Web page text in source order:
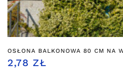
OSŁONA BALKONOWA 80 CM NA
2,78 ZŁ